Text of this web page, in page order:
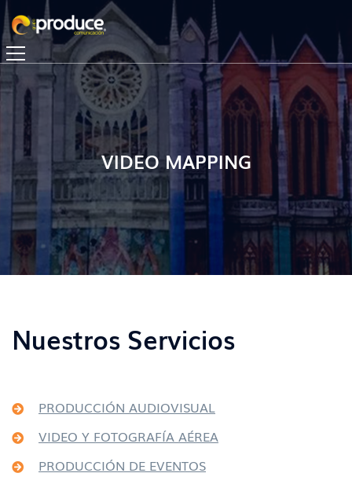
VIDEO MAPPING
Nuestros Servicios
PRODUCCIÓN AUDIOVISUAL
VIDEO Y FOTOGRAFÍA AÉREA
PRODUCCIÓN DE EVENTOS